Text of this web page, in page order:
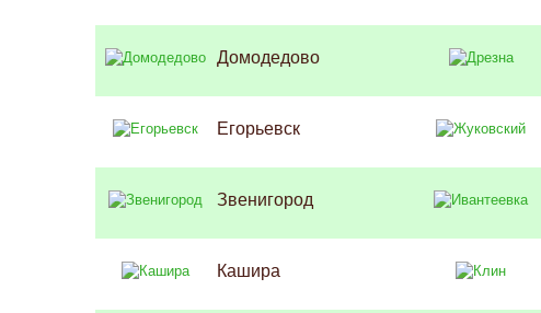
Домодедово
Егорьевск
Звенигород
Кашира